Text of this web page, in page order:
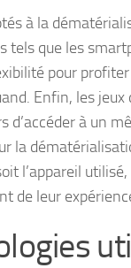
à la
tels que les
pour
Enfin, les
à un
la
l’appareil
de leur